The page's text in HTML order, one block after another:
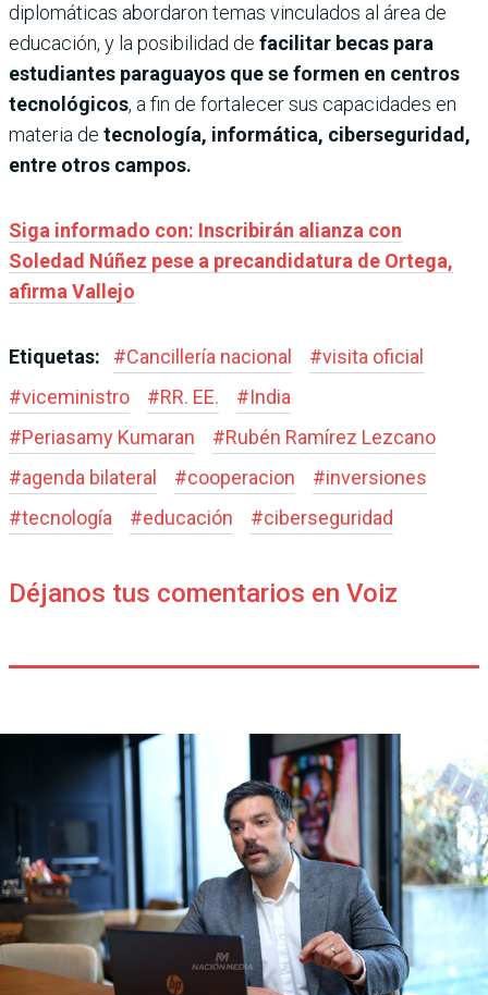
diplomáticas abordaron temas vinculados al área de
educación, y la posibilidad de facilitar becas para
estudiantes paraguayos que se formen en centros
tecnológicos, a fin de fortalecer sus capacidades en
materia de tecnología, informática, ciberseguridad,
entre otros campos.
Siga informado con: Inscribirán alianza con
Soledad Núñez pese a precandidatura de Ortega,
afirma Vallejo
Etiquetas: #Cancillería nacional #visita oficial
#viceministro #RR. EE. #India
#Periasamy Kumaran #Rubén Ramírez Lezcano
#agenda bilateral #cooperacion #inversiones
#tecnología #educación #ciberseguridad
Déjanos tus comentarios en Voiz